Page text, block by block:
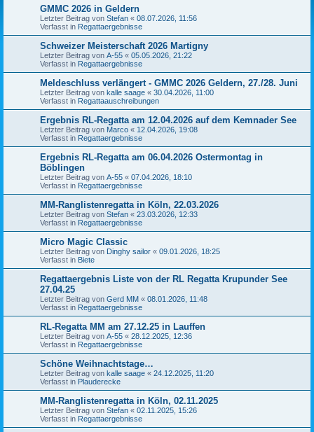
GMMC 2026 in Geldern
Letzter Beitrag von Stefan « 08.07.2026, 11:56
Verfasst in Regattaergebnisse
Schweizer Meisterschaft 2026 Martigny
Letzter Beitrag von A-55 « 05.05.2026, 21:22
Verfasst in Regattaergebnisse
Meldeschluss verlängert - GMMC 2026 Geldern, 27./28. Juni
Letzter Beitrag von kalle saage « 30.04.2026, 11:00
Verfasst in Regattaauschreibungen
Ergebnis RL-Regatta am 12.04.2026 auf dem Kemnader See
Letzter Beitrag von Marco « 12.04.2026, 19:08
Verfasst in Regattaergebnisse
Ergebnis RL-Regatta am 06.04.2026 Ostermontag in
Böblingen
Letzter Beitrag von A-55 « 07.04.2026, 18:10
Verfasst in Regattaergebnisse
MM-Ranglistenregatta in Köln, 22.03.2026
Letzter Beitrag von Stefan « 23.03.2026, 12:33
Verfasst in Regattaergebnisse
Micro Magic Classic
Letzter Beitrag von Dinghy sailor « 09.01.2026, 18:25
Verfasst in Biete
Regattaergebnis Liste von der RL Regatta Krupunder See
27.04.25
Letzter Beitrag von Gerd MM « 08.01.2026, 11:48
Verfasst in Regattaergebnisse
RL-Regatta MM am 27.12.25 in Lauffen
Letzter Beitrag von A-55 « 28.12.2025, 12:36
Verfasst in Regattaergebnisse
Schöne Weihnachtstage…
Letzter Beitrag von kalle saage « 24.12.2025, 11:20
Verfasst in Plauderecke
MM-Ranglistenregatta in Köln, 02.11.2025
Letzter Beitrag von Stefan « 02.11.2025, 15:26
Verfasst in Regattaergebnisse